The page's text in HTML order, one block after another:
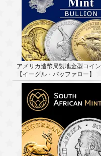
アメリカ造幣局製地金型コイン
【イーグル・バッファロー】